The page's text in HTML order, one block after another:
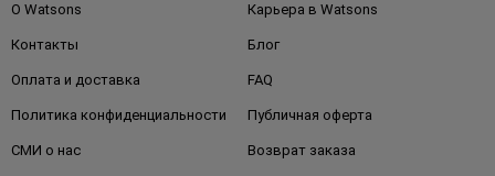
О Watsons Карьера в Watsons
Контакты Блог
Оплата и доставка FAQ
Политика конфиденциальности Публичная оферта
СМИ о нас Возврат заказа